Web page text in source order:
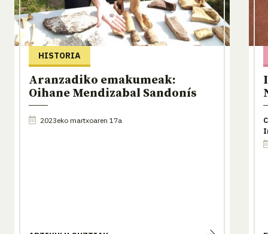
HISTORIA
Aranzadiko emakumeak:
Oihane Mendizabal Sandonís
2023eko martxoaren 17a